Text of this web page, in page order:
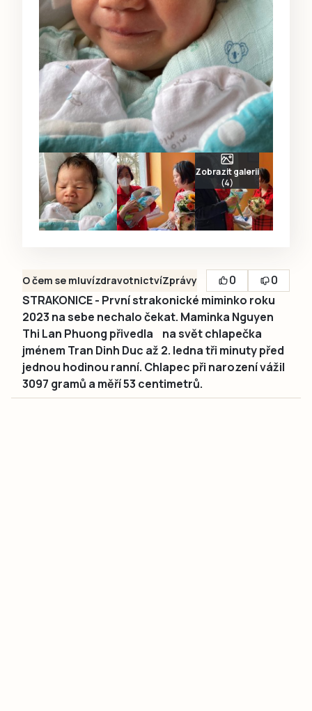
Zobrazit galerii
(4)
O čem se mluvízdravotnictvíZprávy 0
0
STRAKONICE - První strakonické miminko roku
2023 na sebe nechalo čekat. Maminka Nguyen
Thi Lan Phuong přivedla na svět chlapečka
jménem Tran Dinh Duc až 2. ledna tři minuty před
jednou hodinou ranní. Chlapec při narození vážil
3097 gramů a měří 53 centimetrů.